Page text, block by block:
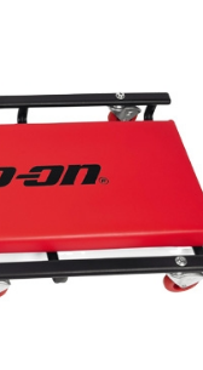
BAHCO 瑞典魚